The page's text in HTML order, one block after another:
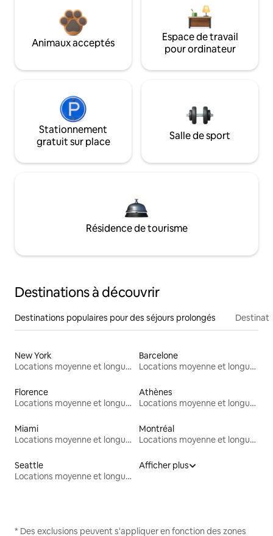
Animaux acceptés
Espace de travail
pour ordinateur
Stationnement
gratuit sur place
Salle de sport
Résidence de tourisme
Destinations à découvrir
Destinations populaires pour des séjours prolongés
New York
Locations moyenne et longue durée
Barcelone
Locations moyenne et longue durée
Florence
Locations moyenne et longue durée
Athènes
Locations moyenne et longue durée
Miami
Locations moyenne et longue durée
Montréal
Locations moyenne et longue durée
Seattle
Locations moyenne et longue durée
Afficher plus
* Des exclusions peuvent s'appliquer en fonction des zones